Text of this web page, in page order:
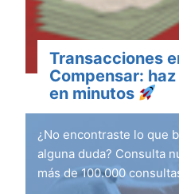
Transacciones
Compensar:
en minutos
¿No encontraste lo que
alguna duda? Consulta
más de 100.000